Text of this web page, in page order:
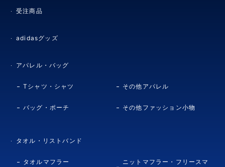
受注商品
adidasグッズ
アパレル・バッグ
Tシャツ・シャツ その他アパレル
バッグ・ポーチ その他ファッション小物
タオル・リストバンド
タオルマフラー
ニットマフラー・フリースマ